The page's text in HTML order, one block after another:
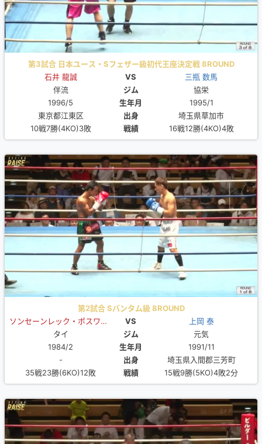
第3試合 日本ユース・Sフェザー級初代王座決定戦 8ROUND
石井 龍誠
VS
三瓶 数馬
伴流
ジム
協栄
1996/5
生年月
1995/1
東京都江東区
出身
埼玉県草加市
10戦7勝(4KO)3敗
戦績 16戦12勝(4KO)4敗
第2試合 Sバンタム級 8ROUND
ソンセーンレック・ポスワンジム
VS
上岡 泰
タイ
ジム
元気
1984/2
生年月
1991/11
-
出身
埼玉県入間郡三芳町
35戦23勝(6KO)12敗
戦績 15戦9勝(5KO)4敗2分